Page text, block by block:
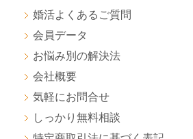
婚活よくあるご質問
会員データ
お悩み別の解決法
会社概要
気軽にお問合せ
しっかり無料相談